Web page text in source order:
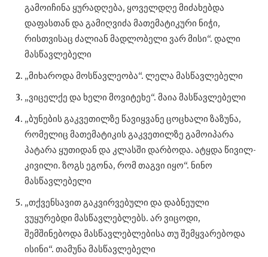
გამოიჩინა ყურადღება, ყოველდღე მიძახებდა
დაფასთან და გამიღვიძა მათემატიკური ნიჭი,
რისთვისაც ძალიან მადლობელი ვარ მისი“. დალი
მასწავლებელი
„მიხაროდა მოსწავლეობა“. ლელა მასწავლებელი
„ვიცელქე და ხელი მოვიტეხე“. მაია მასწავლებელი
„ბუნების გაკვეთილზე წავიყვანე ცოცხალი ზაზუნა,
რომელიც მათემატიკის გაკვეთილზე გამოიპარა
პატარა ყუთიდან და კლასში დარბოდა. ატყდა წივილ-
კივილი. ზოგს ეგონა, რომ თაგვი იყო“. ნინო
მასწავლებელი
„თქვენსავით გაკვირვებული და დაბნეული
ვუყურებდი მასწავლებლებს. არ ვიცოდი,
შემშინებოდა მასწავლებლებისა თუ შემყვარებოდა
ისინი“. თამუნა მასწავლებელი